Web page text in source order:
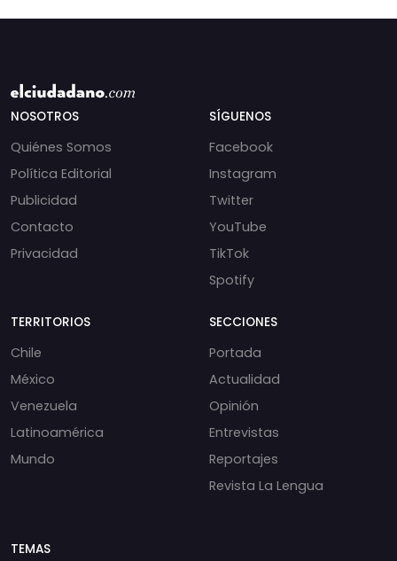
NOSOTROS
Quiénes Somos
Política Editorial
Publicidad
Contacto
Privacidad
SÍGUENOS
Facebook
Instagram
Twitter
YouTube
TikTok
Spotify
TERRITORIOS
Chile
México
Venezuela
Latinoamérica
Mundo
SECCIONES
Portada
Actualidad
Opinión
Entrevistas
Reportajes
Revista La Lengua
TEMAS